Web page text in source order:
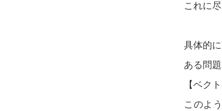
これに
具体的
ある問
【ベク
このよ